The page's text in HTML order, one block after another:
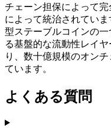
チェーン担保によって
によって統治されてい
型ステーブルコインの
る基盤的な流動性レイ
り、数十億規模のオン
ています。
よくある質問